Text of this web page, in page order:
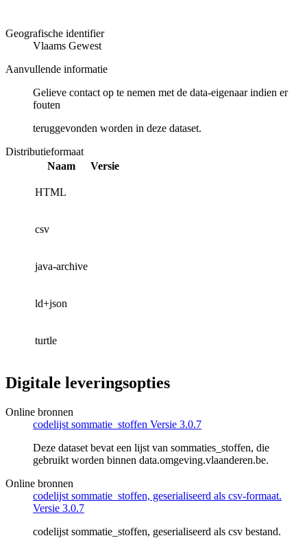
Geografische identifier
Vlaams Gewest
Aanvullende informatie
Gelieve contact op te nemen met de data-eigenaar indien er
fouten
teruggevonden worden in deze dataset.
Distributieformaat
Naam
Versie
HTML
csv
java-archive
ld+json
turtle
Digitale leveringsopties
Online bronnen
codelijst sommatie_stoffen Versie 3.0.7
Deze dataset bevat een lijst van sommaties_stoffen, die
gebruikt worden binnen data.omgeving.vlaanderen.be.
Online bronnen
codelijst sommatie_stoffen, geserialiseerd als csv-formaat.
Versie 3.0.7
codelijst sommatie_stoffen, geserialiseerd als csv bestand.